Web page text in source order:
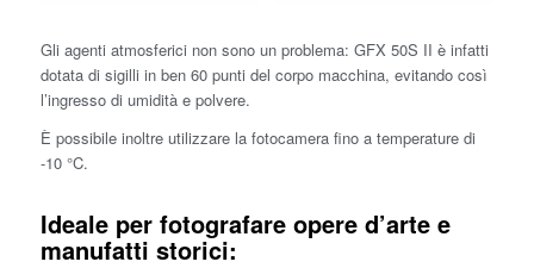
Gli agenti atmosferici non sono un problema: GFX 50S II è infatti
dotata di sigilli in ben 60 punti del corpo macchina, evitando così
l’ingresso di umidità e polvere.
È possibile inoltre utilizzare la fotocamera fino a temperature di
-10 °C.
Ideale per fotografare opere d’arte e
manufatti storici: